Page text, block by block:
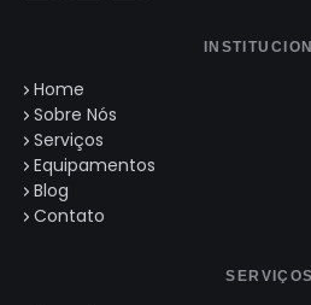
Home
Sobre Nós
Serviços
Equipamentos
Blog
Contato
SERVIÇOS